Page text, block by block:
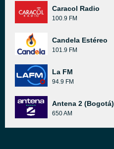
Caracol Radio
100.9 FM
Candela Estéreo
101.9 FM
La FM
94.9 FM
Antena 2 (Bogotá)
650 AM